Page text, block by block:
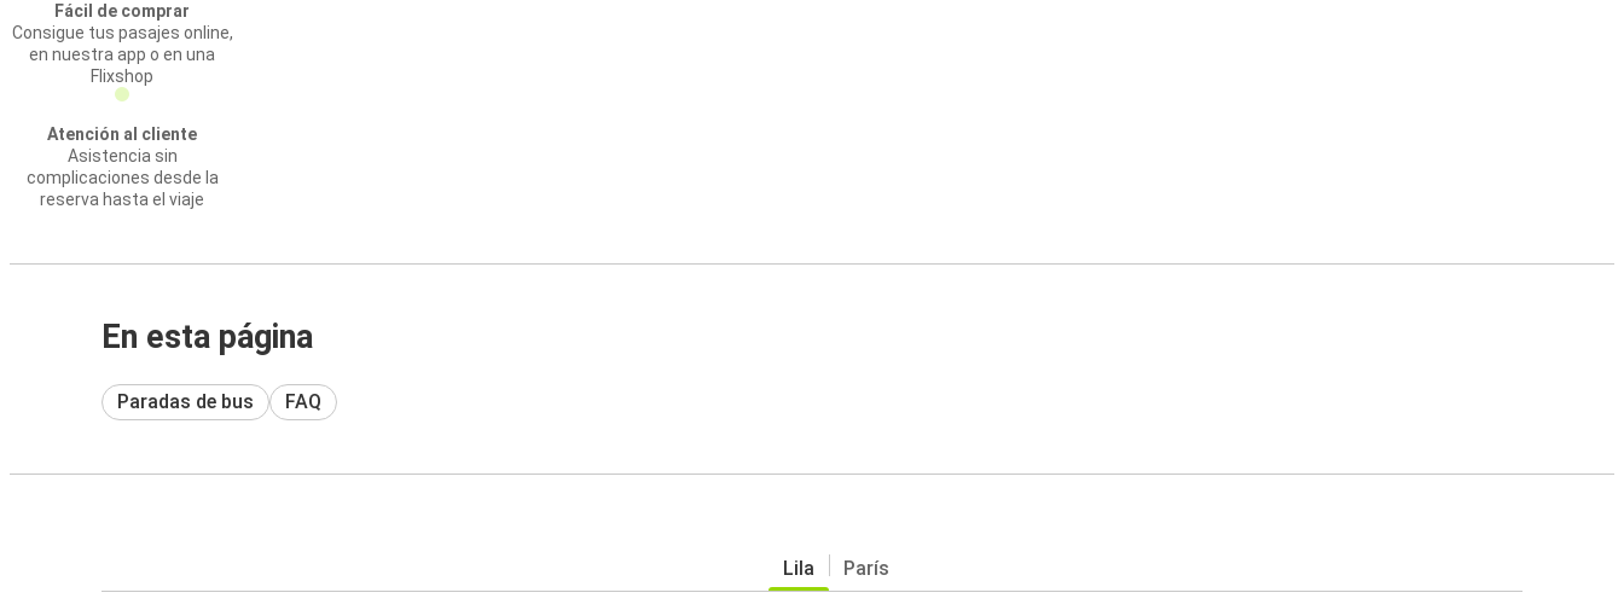
Fácil de comprar
Consigue tus pasajes online,
en nuestra app o en una
Flixshop
Atención al cliente
Asistencia sin
complicaciones desde la
reserva hasta el viaje
En esta página
Paradas de bus FAQ
Lila París